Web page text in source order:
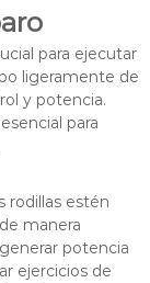
para ejecutar
ligeramente de
y potencia.
para
rodillas estén
manera
potencia
ejercicios de